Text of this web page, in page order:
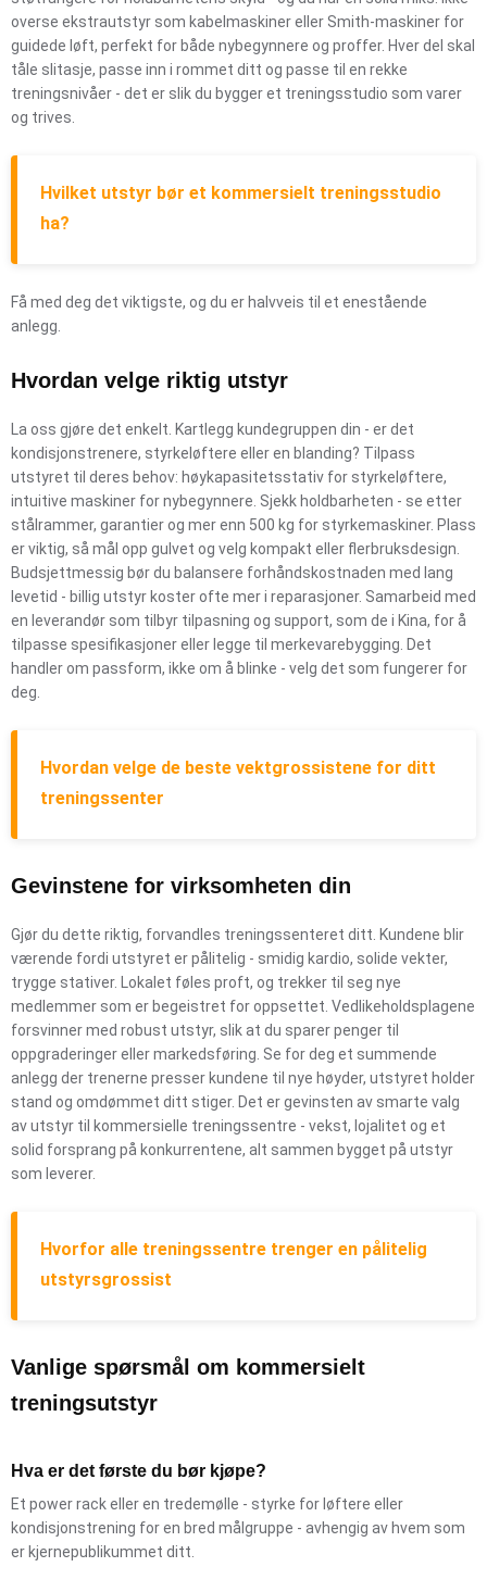
overse ekstrautstyr som kabelmaskiner eller Smith-maskiner for
guidede løft, perfekt for både nybegynnere og proffer. Hver del skal
tåle slitasje, passe inn i rommet ditt og passe til en rekke
treningsnivåer - det er slik du bygger et treningsstudio som varer
og trives.
Hvilket utstyr bør et kommersielt treningsstudio
ha?
Få med deg det viktigste, og du er halvveis til et enestående
anlegg.
Hvordan velge riktig utstyr
La oss gjøre det enkelt. Kartlegg kundegruppen din - er det
kondisjonstrenere, styrkeløftere eller en blanding? Tilpass
utstyret til deres behov: høykapasitetsstativ for styrkeløftere,
intuitive maskiner for nybegynnere. Sjekk holdbarheten - se etter
stålrammer, garantier og mer enn 500 kg for styrkemaskiner. Plass
er viktig, så mål opp gulvet og velg kompakt eller flerbruksdesign.
Budsjettmessig bør du balansere forhåndskostnaden med lang
levetid - billig utstyr koster ofte mer i reparasjoner. Samarbeid med
en leverandør som tilbyr tilpasning og support, som de i Kina, for å
tilpasse spesifikasjoner eller legge til merkevarebygging. Det
handler om passform, ikke om å blinke - velg det som fungerer for
deg.
Hvordan velge de beste vektgrossistene for ditt
treningssenter
Gevinstene for virksomheten din
Gjør du dette riktig, forvandles treningssenteret ditt. Kundene blir
værende fordi utstyret er pålitelig - smidig kardio, solide vekter,
trygge stativer. Lokalet føles proft, og trekker til seg nye
medlemmer som er begeistret for oppsettet. Vedlikeholdsplagene
forsvinner med robust utstyr, slik at du sparer penger til
oppgraderinger eller markedsføring. Se for deg et summende
anlegg der trenerne presser kundene til nye høyder, utstyret holder
stand og omdømmet ditt stiger. Det er gevinsten av smarte valg
av utstyr til kommersielle treningssentre - vekst, lojalitet og et
solid forsprang på konkurrentene, alt sammen bygget på utstyr
som leverer.
Hvorfor alle treningssentre trenger en pålitelig
utstyrsgrossist
Vanlige spørsmål om kommersielt
treningsutstyr
Hva er det første du bør kjøpe?
Et power rack eller en tredemølle - styrke for løftere eller
kondisjonstrening for en bred målgruppe - avhengig av hvem som
er kjernepublikummet ditt.